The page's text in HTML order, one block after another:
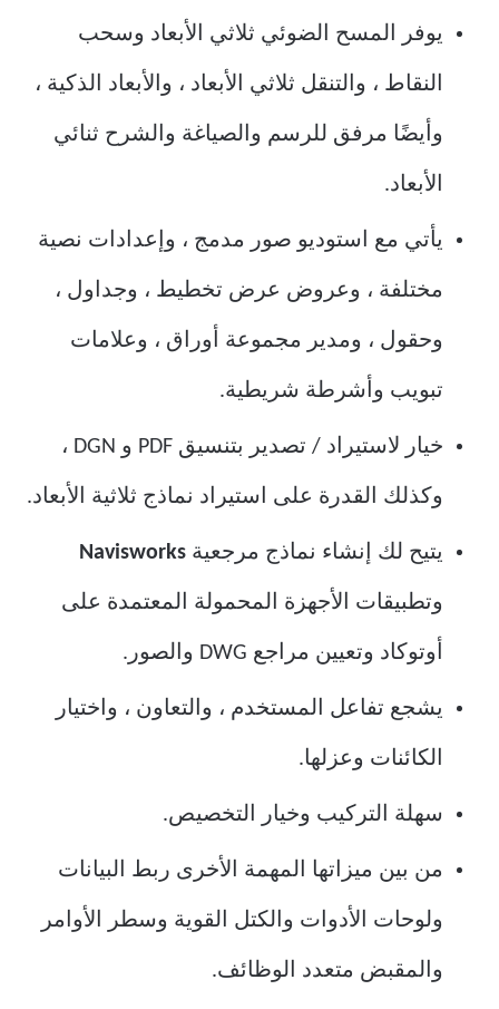
يوفر المسح الضوئي ثلاثي الأبعاد وسحب
النقاط ، والتنقل ثلاثي الأبعاد ، والأبعاد الذكية ،
وأيضًا مرفق للرسم والصياغة والشرح ثنائي
الأبعاد.
يأتي مع استوديو صور مدمج ، وإعدادات نصية
مختلفة ، وعروض عرض تخطيط ، وجداول ،
وحقول ، ومدير مجموعة أوراق ، وعلامات
تبويب وأشرطة شريطية.
خيار لاستيراد / تصدير بتنسيق PDF و DGN ،
وكذلك القدرة على استيراد نماذج ثلاثية الأبعاد.
يتيح لك إنشاء نماذج مرجعية Navisworks
وتطبيقات الأجهزة المحمولة المعتمدة على
أوتوكاد وتعيين مراجع DWG والصور.
يشجع تفاعل المستخدم ، والتعاون ، واختيار
الكائنات وعزلها.
سهلة التركيب وخيار التخصيص.
من بين ميزاتها المهمة الأخرى ربط البيانات
ولوحات الأدوات والكتل القوية وسطر الأوامر
والمقبض متعدد الوظائف.